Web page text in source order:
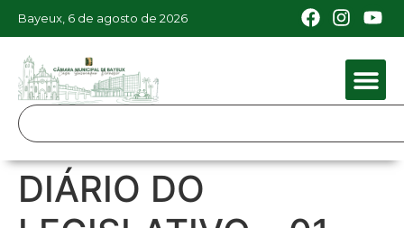
Bayeux, 6 de agosto de 2026
DIÁRIO DO